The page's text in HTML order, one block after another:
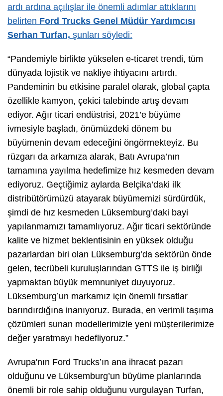
ardı ardına açılışlar ile önemli adımlar attıklarını
belirten Ford Trucks Genel Müdür Yardımcısı
Serhan Turfan, şunları söyledi:
“Pandemiyle birlikte yükselen e-ticaret trendi, tüm
dünyada lojistik ve nakliye ihtiyacını artırdı.
Pandeminin bu etkisine paralel olarak, global çapta
özellikle kamyon, çekici talebinde artış devam
ediyor. Ağır ticari endüstrisi, 2021’e büyüme
ivmesiyle başladı, önümüzdeki dönem bu
büyümenin devam edeceğini öngörmekteyiz. Bu
rüzgarı da arkamıza alarak, Batı Avrupa’nın
tamamına yayılma hedefimize hız kesmeden devam
ediyoruz. Geçtiğimiz aylarda Belçika’daki ilk
distribütörümüzü atayarak büyümemizi sürdürdük,
şimdi de hız kesmeden Lüksemburg’daki bayi
yapılanmamızı tamamlıyoruz. Ağır ticari sektöründe
kalite ve hizmet beklentisinin en yüksek olduğu
pazarlardan biri olan Lüksemburg’da sektörün önde
gelen, tecrübeli kuruluşlarından GTTS ile iş birliği
yapmaktan büyük memnuniyet duyuyoruz.
Lüksemburg’un markamız için önemli fırsatlar
barındırdığına inanıyoruz. Burada, en verimli taşıma
çözümleri sunan modellerimizle yeni müşterilerimize
değer yaratmayı hedefliyoruz.”
Avrupa'nın Ford Trucks’ın ana ihracat pazarı
olduğunu ve Lüksemburg’un büyüme planlarında
önemli bir role sahip olduğunu vurgulayan Turfan,